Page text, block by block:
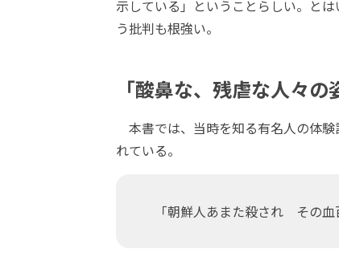
示している」ということらしい。と
う批判も根強い。
「酸鼻な、残虐な人々の
本書では、当時を知る有名人の体
れている。
「朝鮮人あまた殺され その血